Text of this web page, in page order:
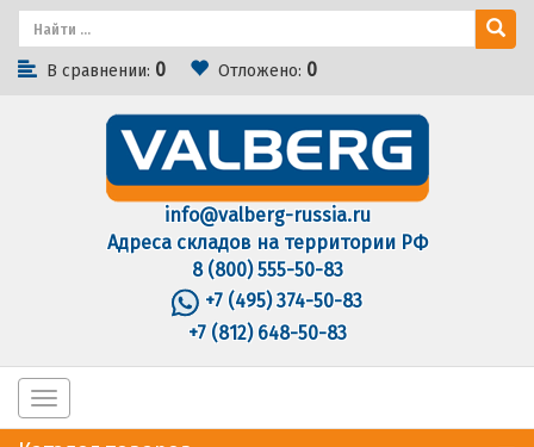
В сравнении: 0 Отложено: 0
info@valberg-russia.ru
Адреса складов на территории РФ
8 (800) 555-50-83
+7 (495) 374-50-83
+7 (812) 648-50-83
Toggle
navigation